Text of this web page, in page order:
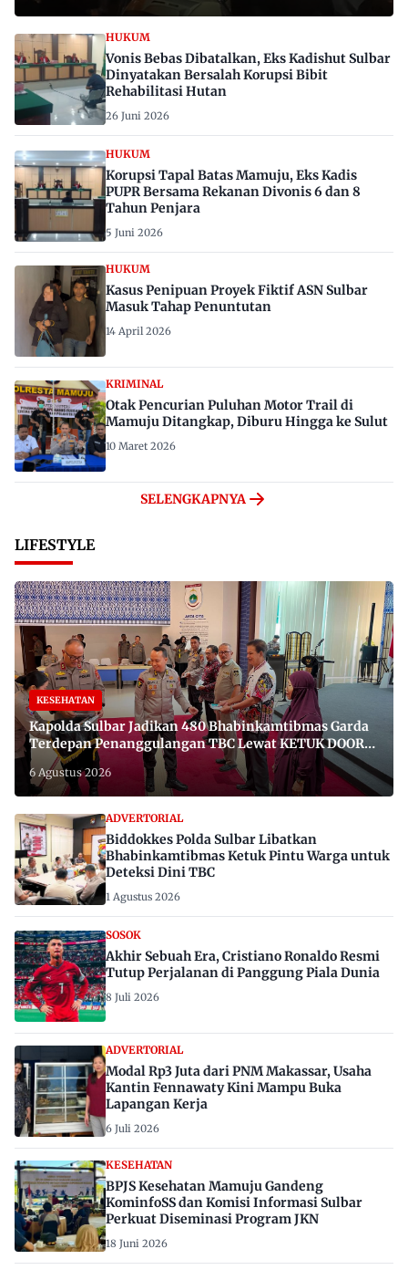
HUKUM
Vonis Bebas Dibatalkan, Eks Kadishut Sulbar
Dinyatakan Bersalah Korupsi Bibit
Rehabilitasi Hutan
26 Juni 2026
HUKUM
Korupsi Tapal Batas Mamuju, Eks Kadis
PUPR Bersama Rekanan Divonis 6 dan 8
Tahun Penjara
5 Juni 2026
HUKUM
Kasus Penipuan Proyek Fiktif ASN Sulbar
Masuk Tahap Penuntutan
14 April 2026
KRIMINAL
Otak Pencurian Puluhan Motor Trail di
Mamuju Ditangkap, Diburu Hingga ke Sulut
10 Maret 2026
SELENGKAPNYA
LIFESTYLE
KESEHATAN
Kapolda Sulbar Jadikan 480 Bhabinkamtibmas Garda
Terdepan Penanggulangan TBC Lewat KETUK DOORS
di 650 Desa
6 Agustus 2026
ADVERTORIAL
Biddokkes Polda Sulbar Libatkan
Bhabinkamtibmas Ketuk Pintu Warga untuk
Deteksi Dini TBC
1 Agustus 2026
SOSOK
Akhir Sebuah Era, Cristiano Ronaldo Resmi
Tutup Perjalanan di Panggung Piala Dunia
8 Juli 2026
ADVERTORIAL
Modal Rp3 Juta dari PNM Makassar, Usaha
Kantin Fennawaty Kini Mampu Buka
Lapangan Kerja
6 Juli 2026
KESEHATAN
BPJS Kesehatan Mamuju Gandeng
KominfoSS dan Komisi Informasi Sulbar
Perkuat Diseminasi Program JKN
18 Juni 2026